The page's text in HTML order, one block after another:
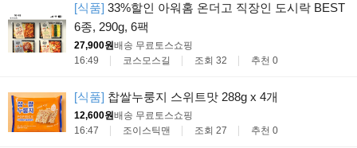
[식품] 33%할인 아워홈 온더고 직장인 도시락 BEST
6종, 290g, 6팩
27,900원배송 무료토스쇼핑
16:49
코스모스길 조회 32 추천 0
[식품] 찹쌀누룽지 스위트맛 288g x 4개
12,600원배송 무료토스쇼핑
16:47
조이스틱맨 조회 27 추천 0